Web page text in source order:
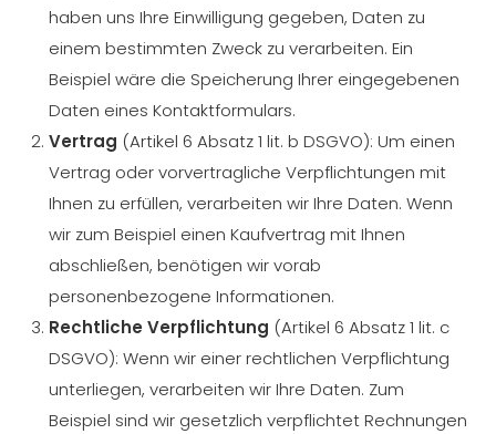
haben uns Ihre Einwilligung gegeben, Daten zu
einem bestimmten Zweck zu verarbeiten. Ein
Beispiel wäre die Speicherung Ihrer eingegebenen
Daten eines Kontaktformulars.
Vertrag (Artikel 6 Absatz 1 lit. b DSGVO): Um einen
Vertrag oder vorvertragliche Verpflichtungen mit
Ihnen zu erfüllen, verarbeiten wir Ihre Daten. Wenn
wir zum Beispiel einen Kaufvertrag mit Ihnen
abschließen, benötigen wir vorab
personenbezogene Informationen.
Rechtliche Verpflichtung (Artikel 6 Absatz 1 lit. c
DSGVO): Wenn wir einer rechtlichen Verpflichtung
unterliegen, verarbeiten wir Ihre Daten. Zum
Beispiel sind wir gesetzlich verpflichtet Rechnungen